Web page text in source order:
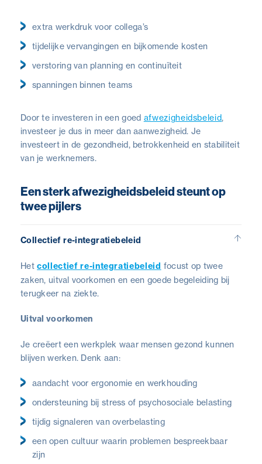
extra werkdruk voor collega’s
tijdelijke vervangingen en bijkomende kosten
verstoring van planning en continuïteit
spanningen binnen teams
Door te investeren in een goed afwezigheidsbeleid,
investeer je dus in meer dan aanwezigheid. Je
investeert in de gezondheid, betrokkenheid en stabiliteit
van je werknemers.
Een sterk afwezigheidsbeleid steunt op
twee pijlers
Collectief re-integratiebeleid
Hetcollectief re-integratiebeleid focust op twee
zaken, uitval voorkomen en een goede begeleiding bij
terugkeer na ziekte.
Uitval voorkomen
Je creëert een werkplek waar mensen gezond kunnen
blijven werken. Denk aan:
aandacht voor ergonomie en werkhouding
ondersteuning bij stress of psychosociale belasting
tijdig signaleren van overbelasting
een open cultuur waarin problemen bespreekbaar
zijn